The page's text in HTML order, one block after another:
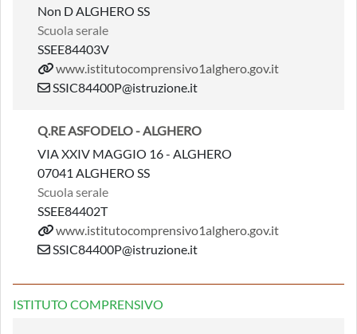
Non D ALGHERO SS
Scuola serale
SSEE84403V
www.istitutocomprensivo1alghero.gov.it
SSIC84400P@istruzione.it
Q.RE ASFODELO - ALGHERO
VIA XXIV MAGGIO 16 - ALGHERO
07041 ALGHERO SS
Scuola serale
SSEE84402T
www.istitutocomprensivo1alghero.gov.it
SSIC84400P@istruzione.it
ISTITUTO COMPRENSIVO